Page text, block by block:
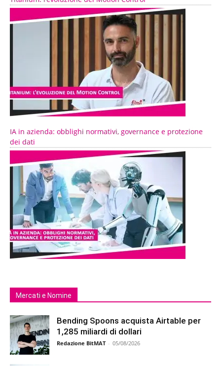
IA in azienda: obblighi normativi, governance e protezione
dei dati
Mercati e Nomine
Bending Spoons acquista Airtable per
1,285 miliardi di dollari
Redazione BitMAT - 05/08/2026